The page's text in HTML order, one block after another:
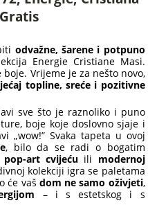
odvažne, šarene i potpuno
Energie Cristiane Masi.
Vrijeme je za nešto novo,
topline, sreće i pozitivne
sve što je raznoliko i puno
boje koje doslovno sjaje i
„wow!” Svaka tapeta u ovoj
, bilo da se radi o bogatim
pop-art cvijeću ili modernoj
kolekciji igra se paletama
će vaš dom ne samo oživjeti,
– i s estetskog i s